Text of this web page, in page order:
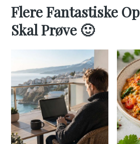
Flere Fantastiske
Skal Prøve 🙂